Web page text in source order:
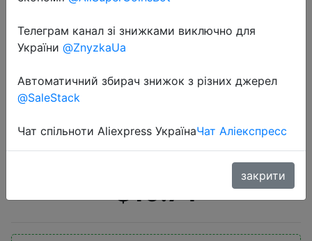
2020-08-23
ботинки; Теплые ботильоны на
меху; прогулочная обувь для бега;
повседневные кроссовки …
$19.74
Телеграм канал зі знижками виключно для
України @ZnyzkaUa
Автоматичний збирач знижок з різних джерел
@SaleStack
Чат спільноти Aliexpress УкраїнаЧат Аліекспресс
закрити